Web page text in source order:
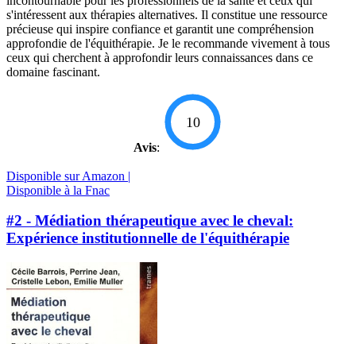
s'intéressent aux thérapies alternatives. Il constitue une ressource
précieuse qui inspire confiance et garantit une compréhension
approfondie de l'équithérapie. Je le recommande vivement à tous
ceux qui cherchent à approfondir leurs connaissances dans ce
domaine fascinant.
Avis:
10
Disponible sur Amazon |
Disponible à la Fnac
#2 - Médiation thérapeutique avec le cheval:
Expérience institutionnelle de l'équithérapie